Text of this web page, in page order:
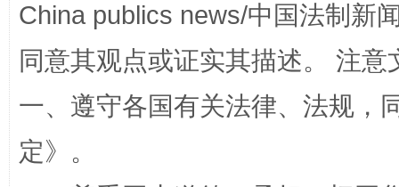
China publics news/中国法制新
同意其观点或证实其描述。 注
一、遵守各国有关法律、法规，
定》。